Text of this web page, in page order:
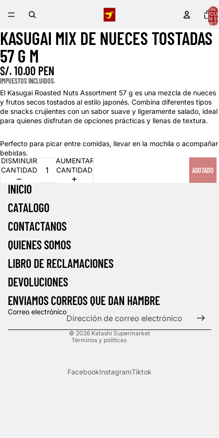
TOTAL
EN
ABRIR
IMAGEN
A
PANTALLA
COMPLETA
KASUGAI MIX DE NUECES TOSTADAS
57 G M
S/. 10.00 PEN
IMPUESTOS INCLUIDOS.
El Kasugai Roasted Nuts Assortment 57 g es una mezcla de nueces
y frutos secos tostados al estilo japonés. Combina diferentes tipos
de snacks crujientes con un sabor suave y ligeramente salado, ideal
para quienes disfrutan de opciones prácticas y llenas de textura.
Perfecto para picar entre comidas, llevar en la mochila o acompañar
bebidas.
DISMINUIR
CANTIDAD
AUMENTAR
CANTIDAD
AGOTADO
INICIO
CATALOGO
CONTACTANOS
QUIENES SOMOS
LIBRO DE RECLAMACIONES
DEVOLUCIONES
ENVIAMOS CORREOS QUE DAN HAMBRE
Correo electrónico
© 2026 Katashi Supermarket
Términos y políticas
Política de privacidad
FacebookInstagramTiktok